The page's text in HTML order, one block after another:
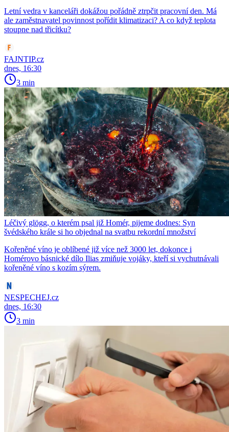
Letní vedra v kanceláři dokážou pořádně ztrpčit pracovní den. Má
ale zaměstnavatel povinnost pořídit klimatizaci? A co když teplota
stoupne nad třicítku?
FAJNTIP.cz
dnes, 16:30
3 min
Léčivý glögg, o kterém psal již Homér, pijeme dodnes: Syn
švédského krále si ho objednal na svatbu rekordní množství
Kořeněné víno je oblíbené již více než 3000 let, dokonce i
Homérovo básnické dílo Ilias zmiňuje vojáky, kteří si vychutnávali
kořeněné víno s kozím sýrem.
NESPECHEJ.cz
dnes, 16:30
3 min